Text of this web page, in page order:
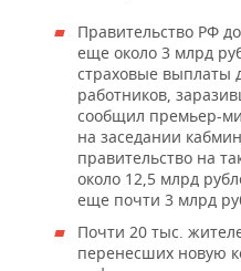
Правительство РФ
еще около 3 млрд
страховые выплаты
работников,
сообщил премьер-
на заседании
правительство на
около 12,5 млрд
еще почти 3 млрд
Почти 20 тыс.
перенесших новую